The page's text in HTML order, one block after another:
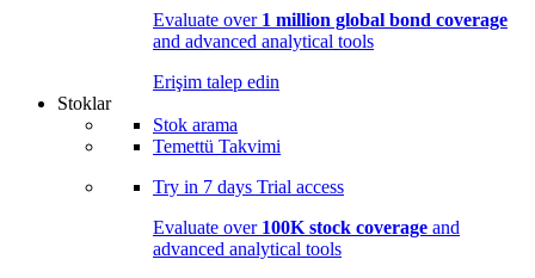
Evaluate over 1 million global bond coverage
and advanced analytical tools
Erişim talep edin
Stoklar
Stok arama
Temettü Takvimi
Try in 7 days Trial access
Evaluate over 100K stock coverage and
advanced analytical tools